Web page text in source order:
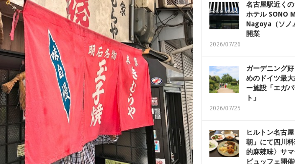
名古屋駅近く
ホテル SONO
Nagoya（ソノ
開業
2026/07/26
ガーデニング
めのドイツ最
ー施設「エガ
ト」
2026/07/25
ヒルトン名古
朝」にて四川
的麻辣味〉サ
ビュッフェ開催